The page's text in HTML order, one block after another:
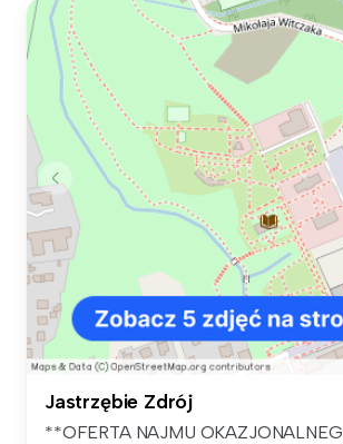
Jastrzębie Zdrój
**OFERTA NAJMU